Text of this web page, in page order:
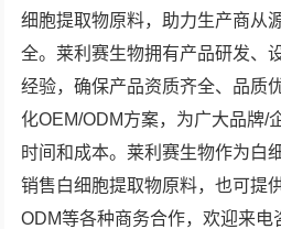
细胞提取物原料，助力生产商从
全。莱利赛生物拥有产品研发、
经验，确保产品资质齐全、品质
化OEM/ODM方案，为广大品牌/
时间和成本。莱利赛生物作为白
销售白细胞提取物原料，也可提
ODM等各种商务合作，欢迎来电